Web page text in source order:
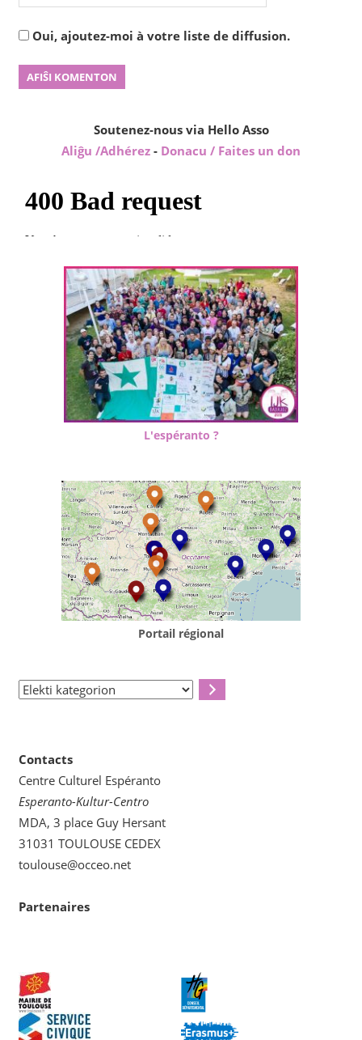
Oui, ajoutez-moi à votre liste de diffusion.
Soutenez-nous via Hello Asso
Aliĝu /Adhérez - Donacu / Faites un don
L'espéranto ?
Portail régional
Elekti
Contacts
Centre Culturel Espéranto
Esperanto-Kultur-Centro
MDA, 3 place Guy Hersant
31031 TOULOUSE CEDEX
toulouse@occeo.net
Partenaires